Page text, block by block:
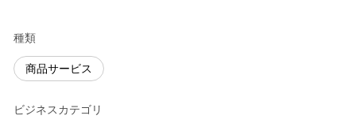
種類
商品サービス
ビジネスカテゴリ